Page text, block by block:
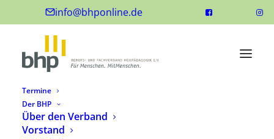
info@bhponline.de
Termine
Der BHP
Über den Verband
Vorstand